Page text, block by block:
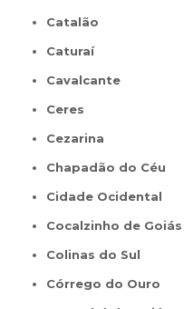
Catalão
Caturaí
Cavalcante
Ceres
Cezarina
Chapadão do Céu
Cidade Ocidental
Cocalzinho de Goiás
Colinas do Sul
Córrego do Ouro